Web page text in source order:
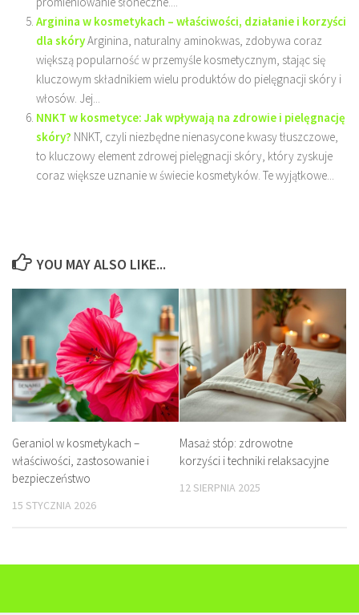
Arginina w kosmetykach – właściwości, działanie i korzyści
dla skóryArginina, naturalny aminokwas, zdobywa coraz
większą popularność w przemyśle kosmetycznym, stając się
kluczowym składnikiem wielu produktów do pielęgnacji skóry i
włosów. Jej...
NNKT w kosmetyce: Jak wpływają na zdrowie i pielęgnację
skóry? NNKT, czyli niezbędne nienasycone kwasy tłuszczowe,
to kluczowy element zdrowej pielęgnacji skóry, który zyskuje
coraz większe uznanie w świecie kosmetyków. Te wyjątkowe...
YOU MAY ALSO LIKE...
Geraniol w kosmetykach –
właściwości, zastosowanie i
bezpieczeństwo
15 STYCZNIA 2026
Masaż stóp: zdrowotne
korzyści i techniki relaksacyjne
12 SIERPNIA 2025